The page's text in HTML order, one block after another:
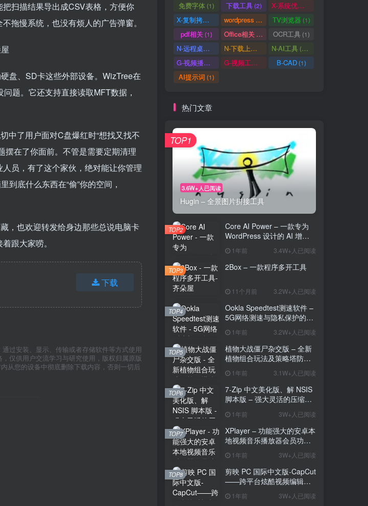
扫描结果导出成CSV表格，方便你
拖慢系统，也没有烦人的广告弹窗。
盘、SD卡这些外部设备。WizTree在
题。它还支持直接读取MFT数据，
中了用户面对C盘爆红时“想找又找不
摆在了你面前。不管是需要定期清理
员，有了这个家伙，绝对能让你管理
底什么东西在“偷”你的空间，
，也欢迎转发给身边那些总说电脑卡
跟大家唠。
下载
过安装、显示、传输或者存储软件等方式使用
仅供用户交流学习与研究使用，版权归属原版
从您的设备中彻底删除下载内容，否则一切后
免费字体(1) 下载工具(2) X-系统优化
X-复制拷贝 wordpress TV浏览器 (1)
pdf相关(1) Office相关 OCR工具(1)
N-远程桌面 N-下载上传 N-AI工具 (37)
G-视频播放 G-视频工具 B-CAD(1)
AI提示词 (1)
热门文章
3.6W+人已阅读
Hugin – 全景图片拼接工具
TOP1
Core AI Power – 一款专为
WordPress 设计的 AI 增强
插件1年前 3.4W+人已阅读
TOP2
2Box – 一款程序多开工具
11个月前 3.2W+人已阅读
TOP3
Ookla Speedtest测速软件 –
5G网络测速与隐私保护的多
功能工具
1年前 3.2W+人已阅读
TOP4
植物大战僵尸杂交版 – 全新
植物组合玩法及策略塔防的
魅力1年前 3.1W+人已阅读
TOP5
7-Zip 中文美化版、解 NSIS
脚本版 – 强大灵活的压缩与
1年前 3W+人已阅读
TOP6
XPlayer – 功能强大的安卓本
地视频音乐播放器会员功能
1年前 3W+人已阅读
TOP7
剪映 PC 国际中文版-CapCut
——跨平台炫酷视频编辑与
1年前 3W+人已阅读
TOP8